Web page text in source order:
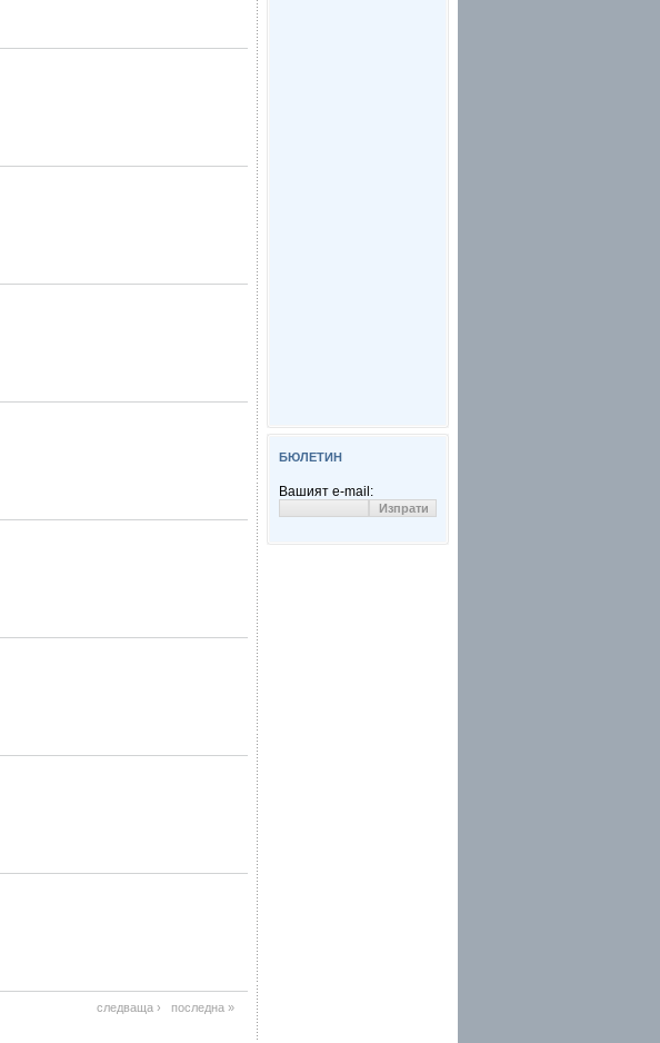
следваща › последна »
БЮЛЕТИН
Вашият e-mail: